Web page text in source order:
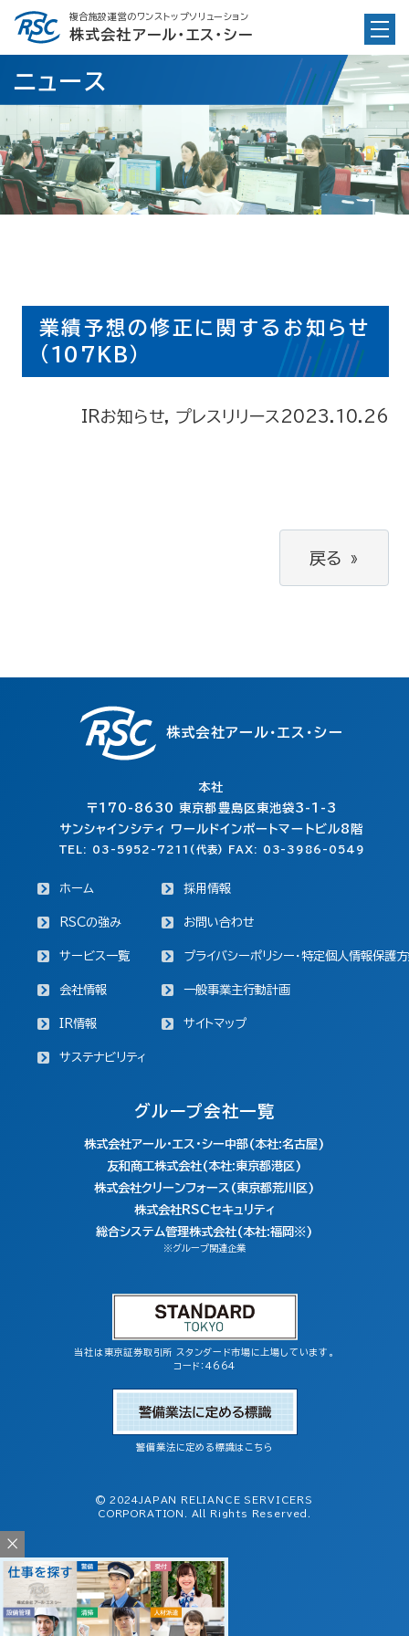
Skip
content
複合施設運営のワンストップソリューション
株式会社アール・エス・シー
ニュース
業績予想の修正に関するお知らせ
(107KB）
IRお知らせ, プレスリリース 2023.10.26
戻る »
×
株式会社アール・エス・シー
本社
〒170-8630東京都豊島区東池袋3-1-3
サンシャインシティ ワールドインポートマートビル8階
TEL: 03-5952-7211(代表) FAX: 03-3986-0549
ホーム
RSCの強み
サービス一覧
会社情報
IR情報
サステナビリティ
採用情報
お問い合わせ
プライバシーポリシー・特定個人情報保護
一般事業主行動計画
サイトマップ
グループ会社一覧
株式会社アール・エス・シー中部(本社:名古屋)
友和商工株式会社(本社:東京都港区)
株式会社クリーンフォース(東京都荒川区)
株式会社RSCセキュリティ
総合システム管理株式会社(本社:福岡※)
※グループ関連企業
当社は東京証券取引所 スタンダード市場に上場しています。
コード：4664
警備業法に定める標識はこちら
© 2024JAPAN RELIANCE SERVICERS
CORPORATION. All Rights Reserved.